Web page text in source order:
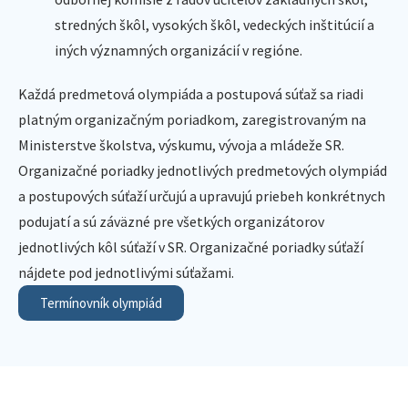
stredných škôl, vysokých škôl, vedeckých inštitúcií a
iných významných organizácií v regióne.
Každá predmetová olympiáda a postupová súťaž sa riadi
platným organizačným poriadkom, zaregistrovaným na
Ministerstve školstva, výskumu, vývoja a mládeže SR.
Organizačné poriadky jednotlivých predmetových olympiád
a postupových súťaží určujú a upravujú priebeh konkrétnych
podujatí a sú záväzné pre všetkých organizátorov
jednotlivých kôl súťaží v SR. Organizačné poriadky súťaží
nájdete pod jednotlivými súťažami.
Termínovník olympiád